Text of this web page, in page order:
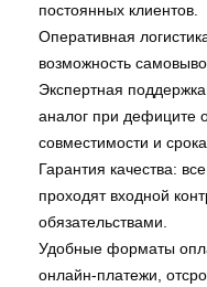
постоянных клиентов.
Оперативная
возможность
Экспертная
аналог при дефиците
совместимости и
Гарантия качества:
проходят входной
обязательствами.
Удобные форматы
онлайн-платежи,